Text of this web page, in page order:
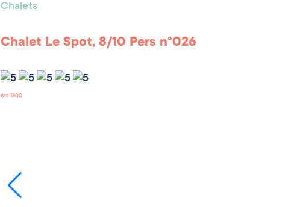
Chalets
Chalet Le Spot, 8/10 Pers n°026
Arc 1800